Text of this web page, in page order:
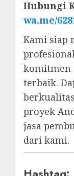
Hubungi
wa.me/
Kami siap
komitmen
terbaik.
proyek
jasa
dari kami.